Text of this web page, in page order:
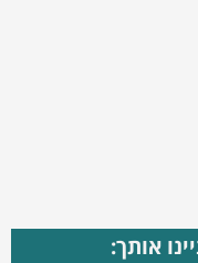
אותך: